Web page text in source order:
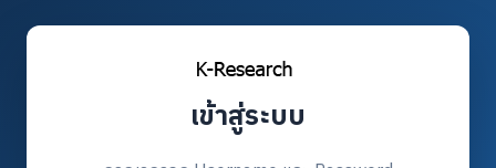
เข้าสู่ระบบ